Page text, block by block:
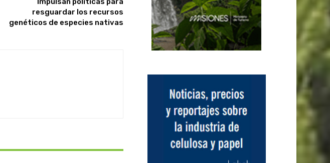
resguardar los recursos
genéticos de especies nativas